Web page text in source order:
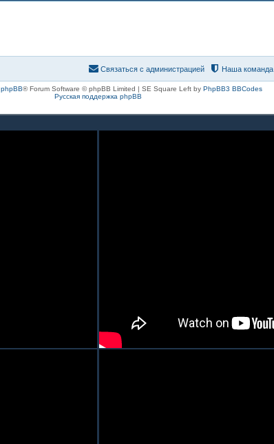
Наша команда
Связаться с администрацией
phpBB® Forum Software © phpBB Limited | SE Square Left by PhpBB3 BBCodes
Русская поддержка phpBB